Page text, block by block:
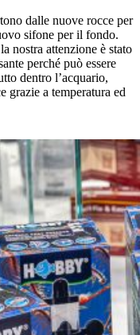
dalle nuove rocce per
sifone per il fondo.
nostra attenzione è stato
perché può essere
dentro l’acquario,
grazie a temperatura ed